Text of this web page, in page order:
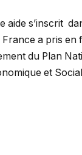
aide s’inscrit
France a pris en
du Plan
et